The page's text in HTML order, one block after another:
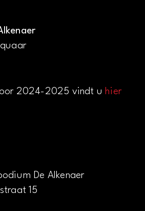
2024-2025 vindt uhier
De Alkenaer
15